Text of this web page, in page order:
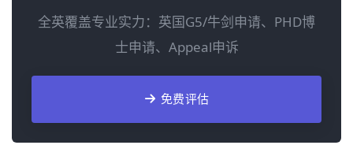
全英覆盖专业实力：英国G5/牛剑申请、PHD博
士申请、Appeal申诉
免费评估